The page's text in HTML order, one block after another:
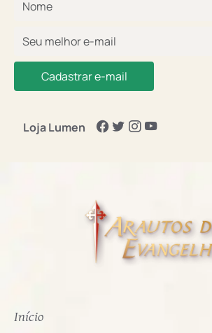
Cadastrar e-mail
Loja Lumen
Início